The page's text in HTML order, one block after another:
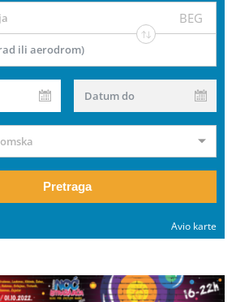
BEG
ili aerodrom)
Datum do
Pretraga
Avio karte